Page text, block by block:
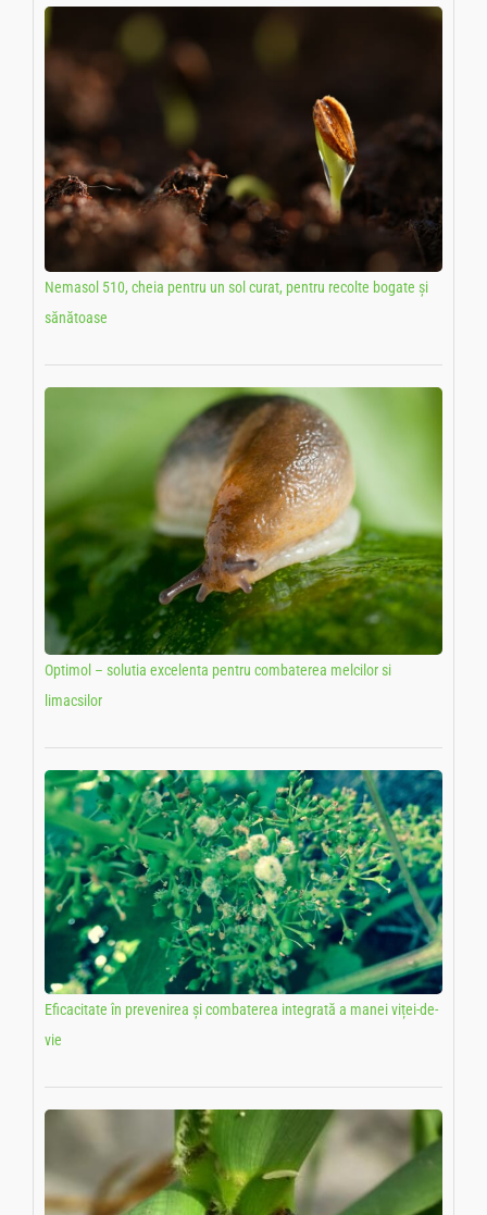
Nemasol 510, cheia pentru un sol curat, pentru recolte bogate și
sănătoase
Optimol – solutia excelenta pentru combaterea melcilor si
limacsilor
Eficacitate în prevenirea și combaterea integrată a manei viței-de-
vie